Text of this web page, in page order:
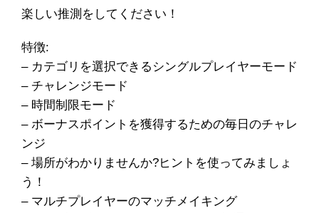
楽しい推測をしてください！
特徴:
– カテゴリを選択できるシングルプレイヤーモード
– チャレンジモード
– 時間制限モード
– ボーナスポイントを獲得するための毎日のチャレ
ンジ
– 場所がわかりませんか?ヒントを使ってみましょ
う！
– マルチプレイヤーのマッチメイキング